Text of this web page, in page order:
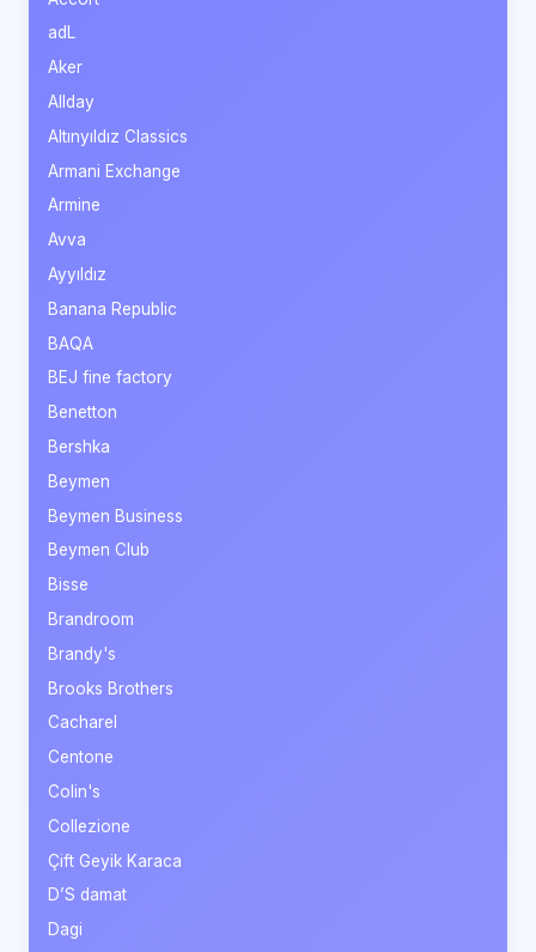
adL
Aker
Allday
Altınyıldız Classics
Armani Exchange
Armine
Avva
Ayyıldız
Banana Republic
BAQA
BEJ fine factory
Benetton
Bershka
Beymen
Beymen Business
Beymen Club
Bisse
Brandroom
Brandy's
Brooks Brothers
Cacharel
Centone
Colin's
Collezione
Çift Geyik Karaca
D’S damat
Dagi